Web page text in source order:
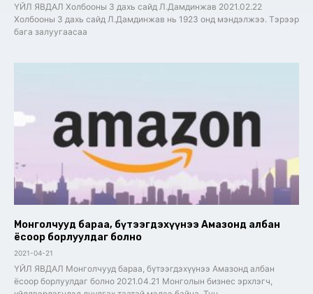
ҮЙЛ ЯВДАЛ Холбооны 3 дахь сайд Л.Дамдинжав 2021.02.22
Холбооны 3 дахь сайд Л.Дамдинжав нь 1923 онд мэндэлжээ. Тэрээр
бага залуугаасаа
Монголчууд бараа, бүтээгдэхүүнээ Амазонд албан
ёсоор борлуулдаг болно
2021-04-21
ҮЙЛ ЯВДАЛ Монголчууд бараа, бүтээгдэхүүнээ Амазонд албан
ёсоор борлуулдаг болно 2021.04.21 Монголын бизнес эрхлэгч,